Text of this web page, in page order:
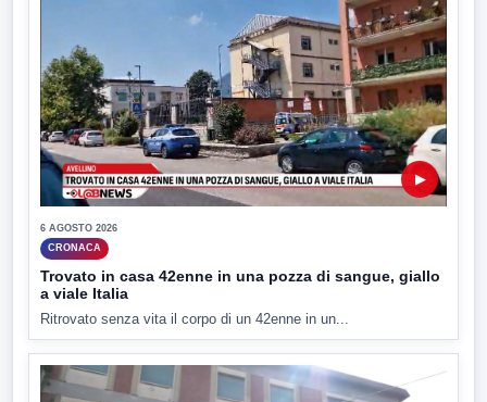
▶
6 AGOSTO 2026
CRONACA
Trovato in casa 42enne in una pozza di sangue, giallo
a viale Italia
Ritrovato senza vita il corpo di un 42enne in un...